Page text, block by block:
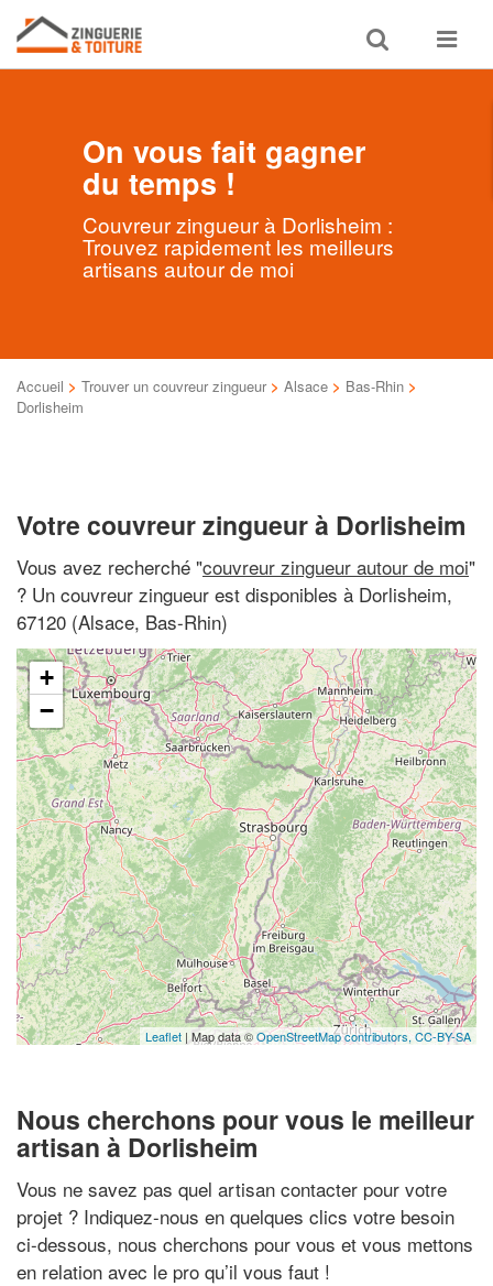
Toggle
search
Toggle
On vous fait gagner
du temps !
Couvreur zingueur à Dorlisheim :
Trouvez rapidement les meilleurs
artisans autour de moi
Accueil > Trouver un couvreur zingueur > Alsace > Bas-Rhin >
Dorlisheim
Votre couvreur zingueur à Dorlisheim
Vous avez recherché "couvreur zingueur autour de moi"
? Un couvreur zingueur est disponibles à Dorlisheim,
67120 (Alsace, Bas-Rhin)
+
−
Leaflet | Map data ©OpenStreetMap contributors, CC-BY-SA
Nous cherchons pour vous le meilleur
artisan à Dorlisheim
Vous ne savez pas quel artisan contacter pour votre
projet ? Indiquez-nous en quelques clics votre besoin
ci-dessous, nous cherchons pour vous et vous mettons
en relation avec le pro qu’il vous faut !